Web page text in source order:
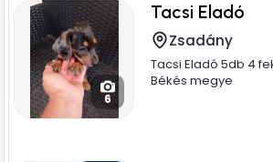
6
Tacsi Eladó
Zsadány
Tacsi Eladó 5db 4
Békés megye